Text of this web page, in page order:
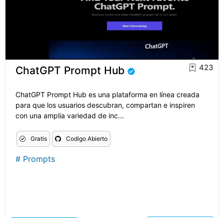
ChatGPT Prompt Hub 423
ChatGPT Prompt Hub es una plataforma en línea creada
para que los usuarios descubran, compartan e inspiren
con una amplia variedad de inc...
Gratis Codigo Abierto
# Prompts